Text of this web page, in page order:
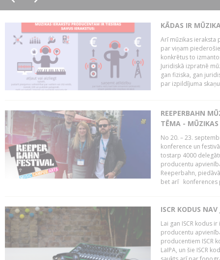
KĀDAS IR
Arī mūzikas ieraksta
par viņam
konkrētus to
Juridiskā izpratnē
gan fiziska, gan
par izpildījuma
REEPERBAHN
TĒMA -
No 20. – 23.
konference un
tostarp 4000
producentu
Reeperbahn,
bet arī konferences
ISCR KODUS
Lai gan ISCR kodus
producentu
producentiem ISCR
LaIPA, un šie ISCR